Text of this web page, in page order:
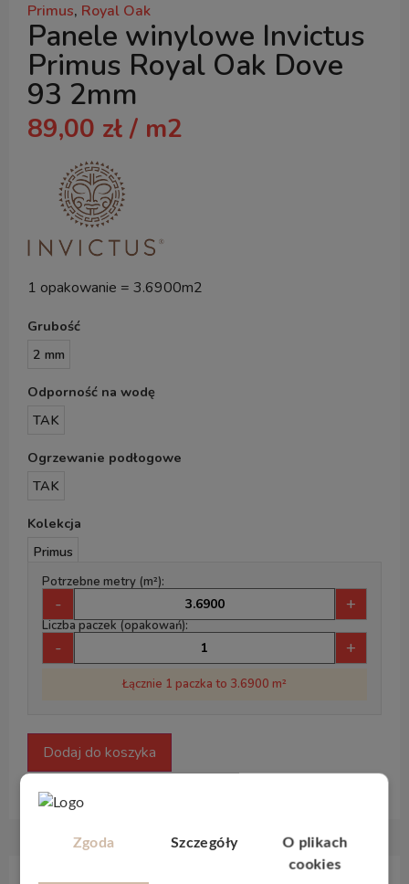
Primus, Royal Oak
Panele winylowe Invictus
Primus Royal Oak Dove
93 2mm
89,00 zł / m2
1 opakowanie = 3.6900m2
Grubość
2 mm
Odporność na wodę
TAK
Ogrzewanie podłogowe
TAK
Kolekcja
Primus
Potrzebne metry (m²):
- +
Liczba paczek (opakowań):
- +
Łącznie 1 paczka to 3.6900 m²
Dodaj do koszyka
Zgoda Szczegóły
O plikach
cookies